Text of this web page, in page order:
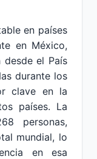
en países
en México,
desde el País
durante los
clave en la
países. La
personas,
mundial, lo
en esa